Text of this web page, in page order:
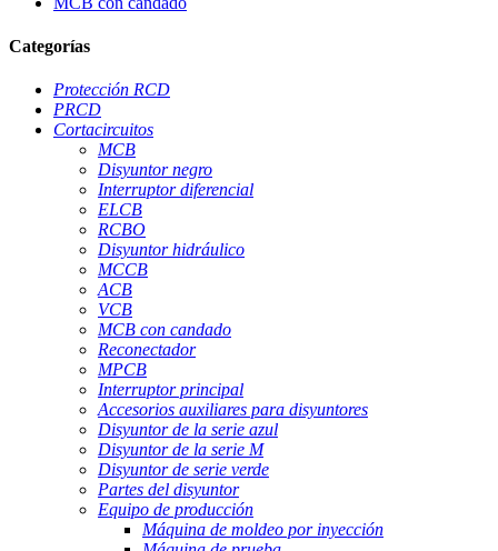
Categorías
Protección RCD
PRCD
Cortacircuitos
MCB
Disyuntor negro
Interruptor diferencial
ELCB
RCBO
Disyuntor hidráulico
MCCB
ACB
VCB
MCB con candado
Reconectador
MPCB
Interruptor principal
Accesorios auxiliares para disyuntores
Disyuntor de la serie azul
Disyuntor de la serie M
Disyuntor de serie verde
Partes del disyuntor
Equipo de producción
Máquina de moldeo por inyección